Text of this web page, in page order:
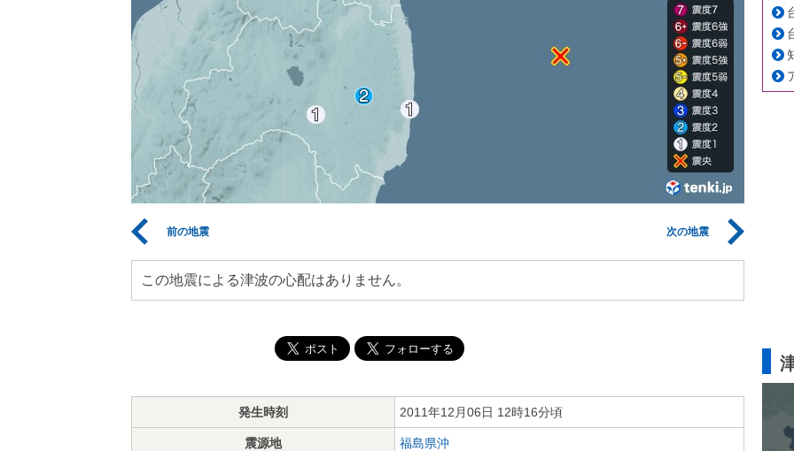
前の地震 次の地震
この地震による津波の心配はありません。
発生時刻 2011年12月06日 12時16分頃
震源地 福島県沖